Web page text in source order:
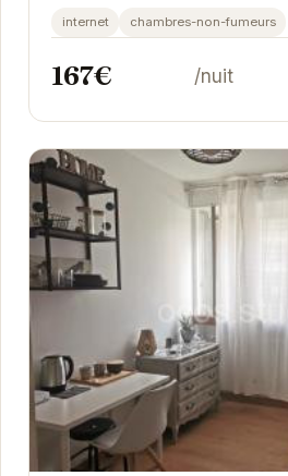
cœur de Grenoble. Il offre un
spacieux et...
internet chambres-non-fumeurs
167€ /nuit